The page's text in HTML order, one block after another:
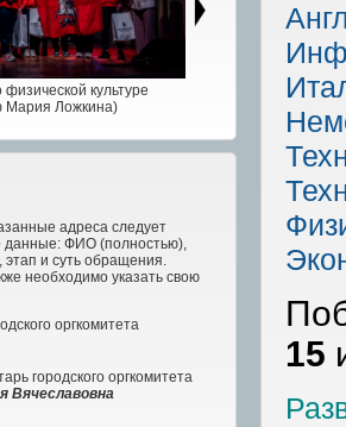
культуре
Мария Ложкина)
адреса следует
данные: ФИО (полностью),
этап и суть обращения.
необходимо указать свою
оргкомитета
городского оргкомитета
Вячеславовна
15